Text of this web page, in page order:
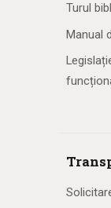
Turul
Manual